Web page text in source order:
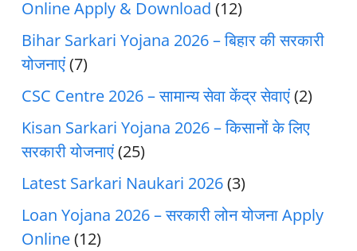
Online Apply & Download (12)
Bihar Sarkari Yojana 2026 – बिहार की सरकारी
योजनाएं(7)
CSC Centre 2026 – सामान्य सेवा केंद्र सेवाएं(2)
Kisan Sarkari Yojana 2026 – किसानों के लिए
सरकारी योजनाएं(25)
Latest Sarkari Naukari 2026(3)
Loan Yojana 2026 – सरकारी लोन योजना Apply
Online(12)